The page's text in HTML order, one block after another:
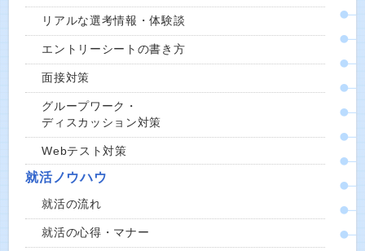
リアルな選考情報・体験談
エントリーシートの書き方
面接対策
グループワーク・
ディスカッション対策
Webテスト対策
就活ノウハウ
就活の流れ
就活の心得・マナー